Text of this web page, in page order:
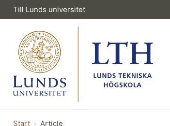
Till Lunds universitet
Start Article